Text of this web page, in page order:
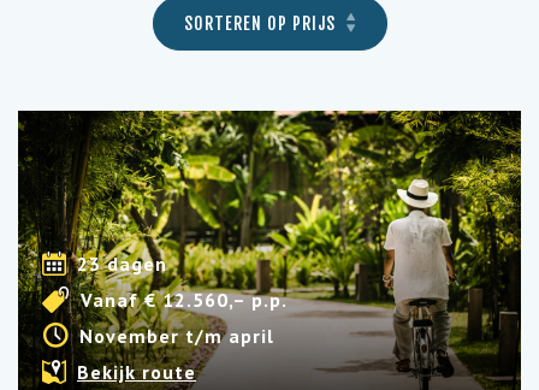
SORTEREN OP PRIJS
23 dagen
Vanaf € 12.560,– p.p.
November t/m april
Bekijk route